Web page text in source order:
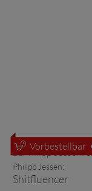
Vorbestellbar
Philipp Jessen:
Shitfluencer